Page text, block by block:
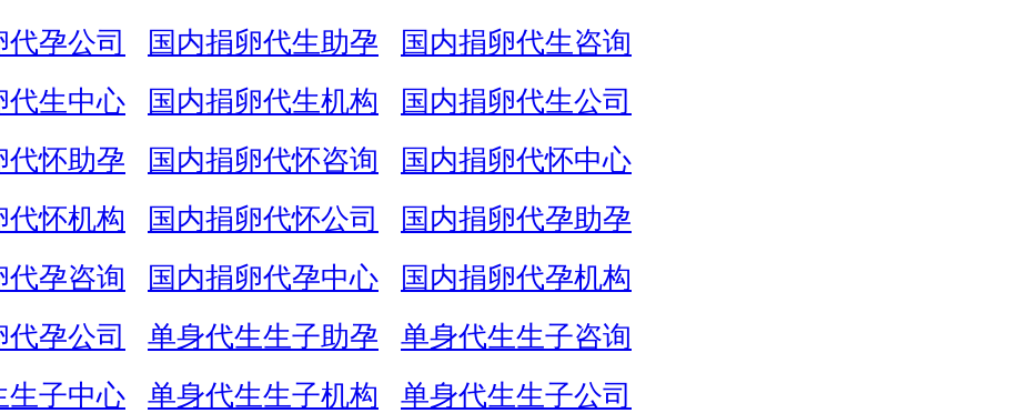
代孕公司
国内捐卵代生助孕
国内捐卵代生咨询
代生中心
国内捐卵代生机构
国内捐卵代生公司
代怀助孕
国内捐卵代怀咨询
国内捐卵代怀中心
代怀机构
国内捐卵代怀公司
国内捐卵代孕助孕
代孕咨询
国内捐卵代孕中心
国内捐卵代孕机构
代孕公司
单身代生生子助孕
单身代生生子咨询
生子中心
单身代生生子机构
单身代生生子公司